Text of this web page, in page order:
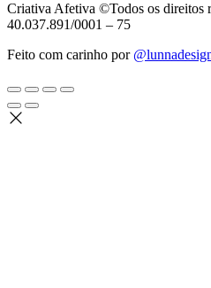
Criativa Afetiva ©Todos os direitos
40.037.891/0001 – 75
Feito com carinho por